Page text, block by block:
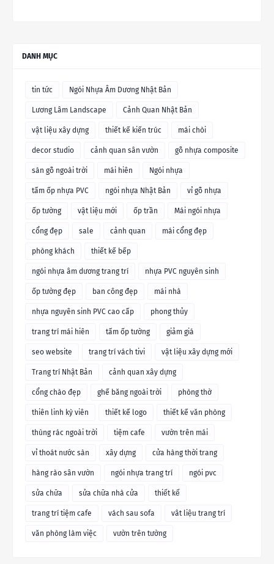
DANH MỤC
tin tức Ngói Nhựa Âm Dương Nhật Bản
Lương Lâm Landscape Cảnh Quan Nhật Bản
vật liệu xây dựng thiết kế kiến trúc mái chòi
decor studio cảnh quan sân vườn gỗ nhựa composite
sàn gỗ ngoài trời mái hiên Ngói nhựa
tấm ốp nhựa PVC ngói nhựa Nhật Bản vỉ gỗ nhựa
ốp tường vật liệu mới ốp trần Mái ngói nhựa
cổng đẹp sale cảnh quan mái cổng đẹp
phòng khách thiết kế bếp
ngói nhựa âm dương trang trí nhựa PVC nguyên sinh
ốp tường đẹp ban công đẹp mái nhà
nhựa nguyên sinh PVC cao cấp phong thủy
trang trí mái hiên tấm ốp tường giảm giá
seo website trang trí vách tivi vật liệu xây dựng mới
Trang trí Nhật Bản cảnh quan xây dựng
cổng chào đẹp ghế băng ngoài trời phòng thờ
thiên linh kỳ viên thiết kế logo thiết kế văn phòng
thùng rác ngoài trời tiệm cafe vườn trên mái
vỉ thoát nước sàn xây dựng cửa hàng thời trang
hàng rào sân vườn ngói nhựa trang trí ngói pvc
sửa chữa sửa chữa nhà cửa thiết kế
trang trí tiệm cafe vách sau sofa vât liệu trang trí
văn phòng làm việc vườn trên tường